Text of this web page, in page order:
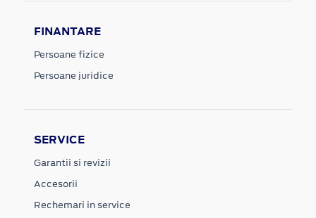
FINANTARE
Persoane fizice
Persoane juridice
SERVICE
Garantii si revizii
Accesorii
Rechemari in service